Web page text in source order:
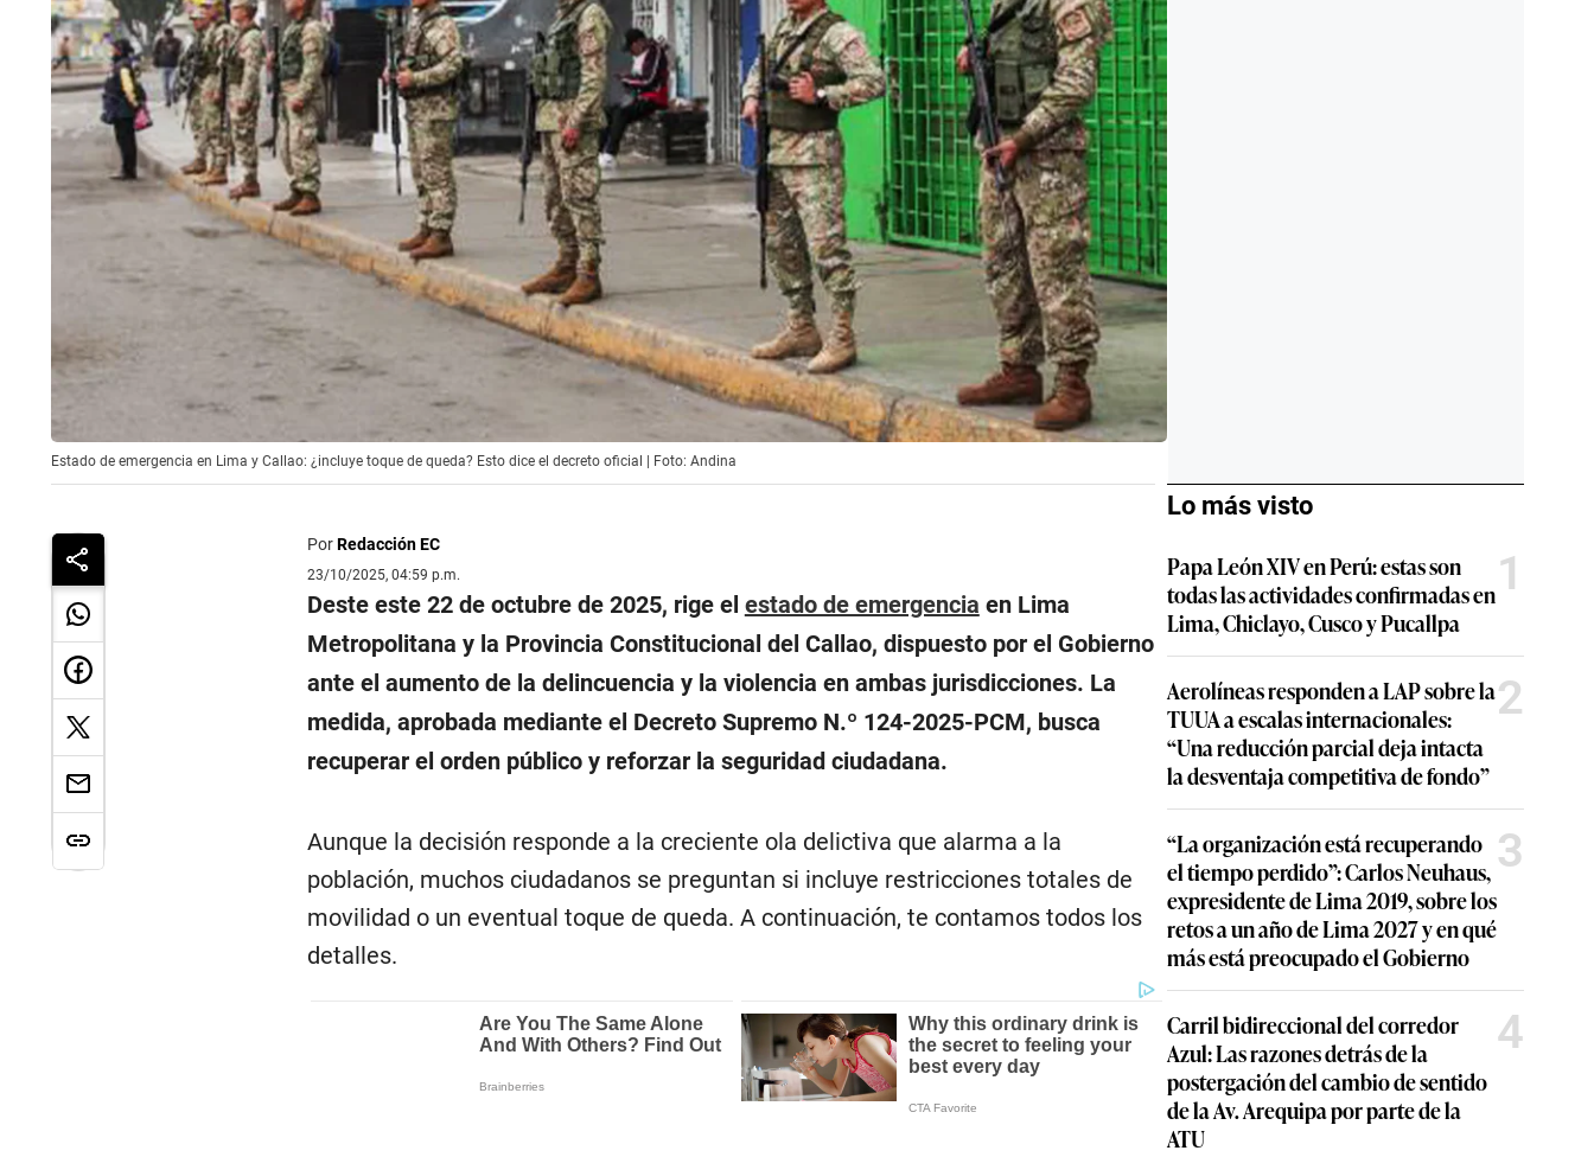
Estado de emergencia en Lima y Callao: ¿incluye toque de queda? Esto dice el decreto oficial | Foto: Andina
PorRedacción EC
23/10/2025, 04:59 p.m.
Deste este 22 de octubre de 2025, rige el estado de emergencia en Lima
Metropolitana y la Provincia Constitucional del Callao, dispuesto por el Gobierno
ante el aumento de la delincuencia y la violencia en ambas jurisdicciones. La
medida, aprobada mediante el Decreto Supremo N.º 124-2025-PCM, busca
recuperar el orden público y reforzar la seguridad ciudadana.
Aunque la decisión responde a la creciente ola delictiva que alarma a la
población, muchos ciudadanos se preguntan si incluye restricciones totales de
movilidad o un eventual toque de queda. A continuación, te contamos todos los
detalles.
Lo más visto
Papa León XIV en Perú: estas son
todas las actividades confirmadas en
Lima, Chiclayo, Cusco y Pucallpa
1
Aerolíneas responden a LAP sobre la
TUUA a escalas internacionales:
“Una reducción parcial deja intacta
la desventaja competitiva de fondo”
2
“La organización está recuperando
el tiempo perdido”: Carlos Neuhaus,
expresidente de Lima 2019, sobre los
retos a un año de Lima 2027 y en qué
más está preocupado el Gobierno
3
Carril bidireccional del corredor
Azul: Las razones detrás de la
postergación del cambio de sentido
de la Av. Arequipa por parte de la
ATU
4